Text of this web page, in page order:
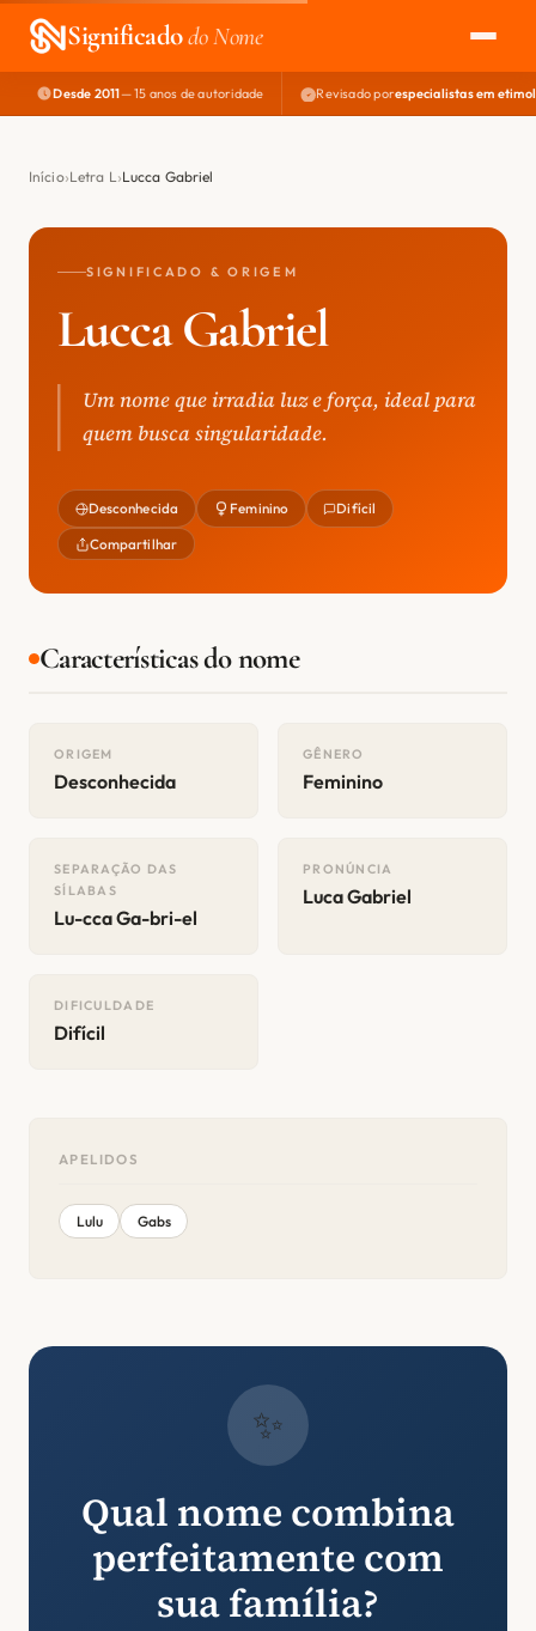
Significadodo Nome
EXPLORAR
NOME PERFEITO
Desde 2011— 15 anos de autoridade Revisado porespecialistas em
Início Letra L Lucca Gabriel
SIGNIFICADO & ORIGEM
Lucca Gabriel
Um nome que irradia luz e força, ideal para
quem busca singularidade.
Desconhecida Feminino Difícil
Compartilhar
Características do nome
ORIGEM
Desconhecida
GÊNERO
Feminino
SEPARAÇÃO DAS
SÍLABAS
Lu-cca Ga-bri-el
PRONÚNCIA
Luca Gabriel
DIFICULDADE
Difícil
APELIDOS
Lulu Gabs
✨
Qual nome combina
perfeitamente com
sua família?